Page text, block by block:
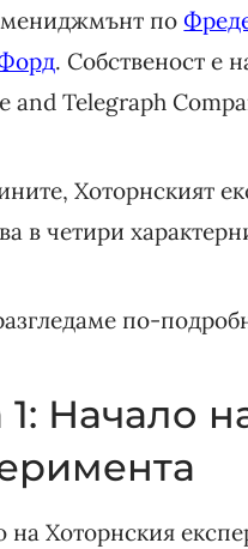
мениджмънт по
. Собственост е
and Telegraph
Хоторнският
в четири
по-
Начало
на Хоторнския